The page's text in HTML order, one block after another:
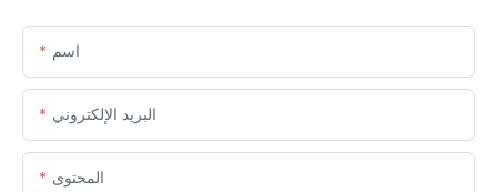
اسم
البريد الإلكتروني
المحتوى